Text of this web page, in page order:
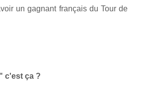
un gagnant français du Tour de
" c'est ça ?